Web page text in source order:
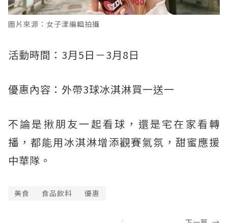
圖片來源：女子漾編輯拍攝
活動時間：3月5日－3月8日
優惠內容：外帶3球冰淇淋買一送一
不論是揪朋友一起看球，還是宅在家看轉
播，都能用冰淇淋增添觀賽氣氛，甜蜜應援
中華隊。
美食 食品飲料 優惠